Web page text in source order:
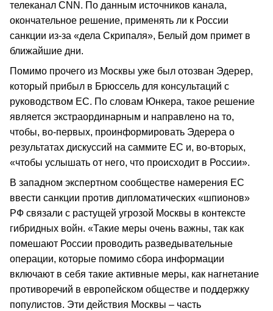
телеканал CNN. По данным источников канала,
окончательное решение, применять ли к России
санкции из-за «дела Скрипаля», Белый дом примет в
ближайшие дни.
Помимо прочего из Москвы уже был отозван Эдерер,
который прибыл в Брюссель для консультаций с
руководством ЕС. По словам Юнкера, такое решение
является экстраординарным и направлено на то,
чтобы, во-первых, проинформировать Эдерера о
результатах дискуссий на саммите ЕС и, во-вторых,
«чтобы услышать от него, что происходит в России».
В западном экспертном сообществе намерения ЕС
ввести санкции против дипломатических «шпионов»
РФ связали с растущей угрозой Москвы в контексте
гибридных войн. «Такие меры очень важны, так как
помешают России проводить разведывательные
операции, которые помимо сбора информации
включают в себя такие активные меры, как нагнетание
противоречий в европейском обществе и поддержку
популистов. Эти действия Москвы – часть